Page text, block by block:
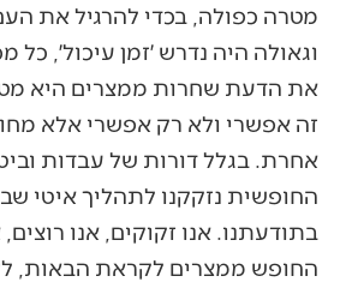
מטרה כפולה, בכדי להרגיל את
וגאולה היה נדרש ׳זמן עיכול׳,
את הדעת שחרות ממצרים היא
זה אפשרי ולא רק אפשרי אלא
אחרת. בגלל דורות של עבדות
החופשית נזקקנו לתהליך איטי
בתודעתנו. אנו זקוקים, אנו
החופש ממצרים לקראת הבאות,